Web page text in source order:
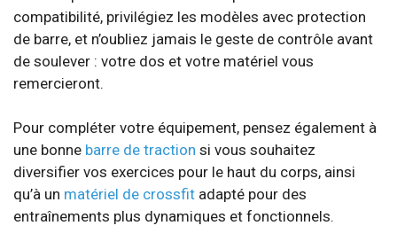
compatibilité, privilégiez les modèles avec protection
de barre, et n’oubliez jamais le geste de contrôle avant
de soulever : votre dos et votre matériel vous
remercieront.
Pour compléter votre équipement, pensez également à
une bonne barre de traction si vous souhaitez
diversifier vos exercices pour le haut du corps, ainsi
qu’à un matériel de crossfit adapté pour des
entraînements plus dynamiques et fonctionnels.